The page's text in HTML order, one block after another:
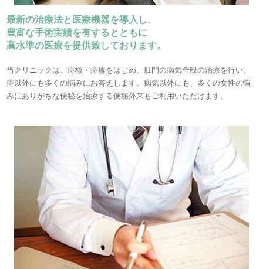
最新の治療法と医療機器を導入し、
豊富な手術実績を有するとともに
高水準の医療を提供致しております。
当クリニックは、痔核・痔瘻をはじめ、肛門の病気全般の治療を行い、
痔以外にも多くの悩みにお答えします。病気以外にも、多くの女性の悩
みにありがちな便秘を治療する便秘外来もご利用いただけます。